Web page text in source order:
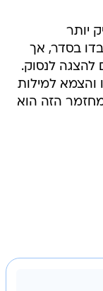
יותר
בסדר, אך
לנסוק.
והצמא למילות
הזה הוא